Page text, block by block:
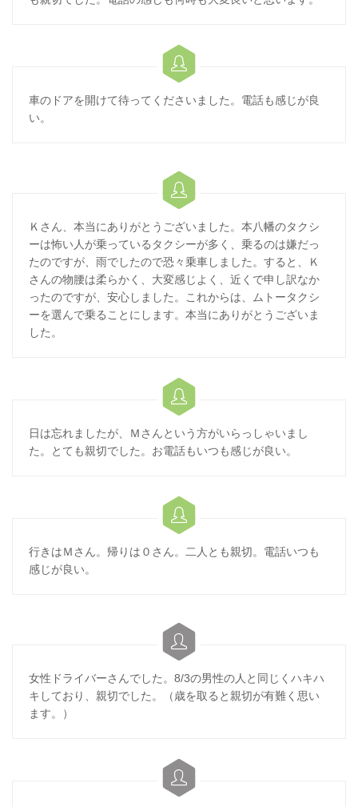

車のドアを開けて待ってくださいました。電話も感じが良
い。

Ｋさん、本当にありがとうございました。本八幡のタクシ
ーは怖い人が乗っているタクシーが多く、乗るのは嫌だっ
たのですが、雨でしたので恐々乗車しました。すると、Ｋ
さんの物腰は柔らかく、大変感じよく、近くで申し訳なか
ったのですが、安心しました。これからは、ムトータクシ
ーを選んで乗ることにします。本当にありがとうございま
した。

日は忘れましたが、Ｍさんという方がいらっしゃいまし
た。とても親切でした。お電話もいつも感じが良い。

行きはＭさん。帰りは０さん。二人とも親切。電話いつも
感じが良い。

女性ドライバーさんでした。8/3の男性の人と同じくハキハ
キしており、親切でした。（歳を取ると親切が有難く思い
ます。）
